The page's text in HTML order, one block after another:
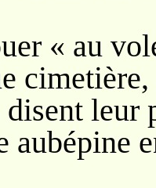
« au
cimetière,
disent leur
aubépine